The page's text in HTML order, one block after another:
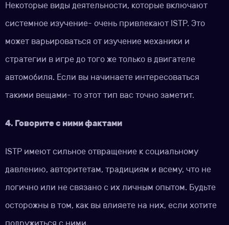
Некоторые виды деятельности, которые включают
системное изучение- очень привлекают ISTP. Это
может варьироваться от изучение механики и
стратегии в игре до того же только в двигателе
автомобиля. Если вы начинаете интересоваться
такими вещами- то этот тип вас точно заметит.
4. Говорите с ними фактами
ISTP имеют сильное отвращение к социальному
давлению, авторитетам, традициям и всему, что не
логично или не связано с их личным опытом. Будьте
осторожны в том, как вы влияете на них, если хотите